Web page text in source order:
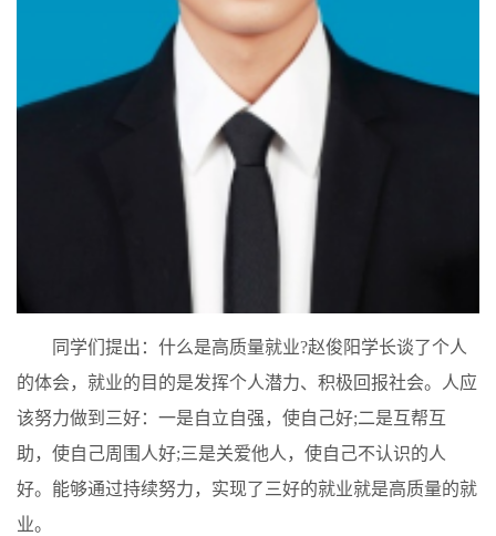
同学们提出：什么是高质量就业?赵俊阳学长谈了个人
的体会，就业的目的是发挥个人潜力、积极回报社会。人应
该努力做到三好：一是自立自强，使自己好;二是互帮互
助，使自己周围人好;三是关爱他人，使自己不认识的人
好。能够通过持续努力，实现了三好的就业就是高质量的就
业。